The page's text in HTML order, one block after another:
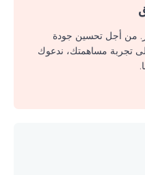
من أجل تحسين جودة
إلى تجربة مساهمتك، ندعوك